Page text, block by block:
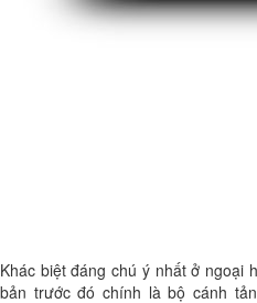
Khác biệt đáng chú ý nhất ở ngoại
bản trước đó chính là bộ cánh